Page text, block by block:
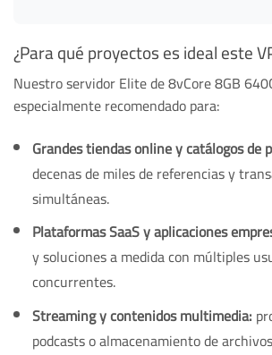
¿Para qué proyectos es ideal este
Nuestro servidor Elite de 8vCore 8GB
especialmente recomendado para:
Grandes tiendas online y catálogos de
decenas de miles de referencias y
simultáneas.
Plataformas SaaS y aplicaciones
y soluciones a medida con múltiples
concurrentes.
Streaming y contenidos multimedia:
podcasts o almacenamiento de